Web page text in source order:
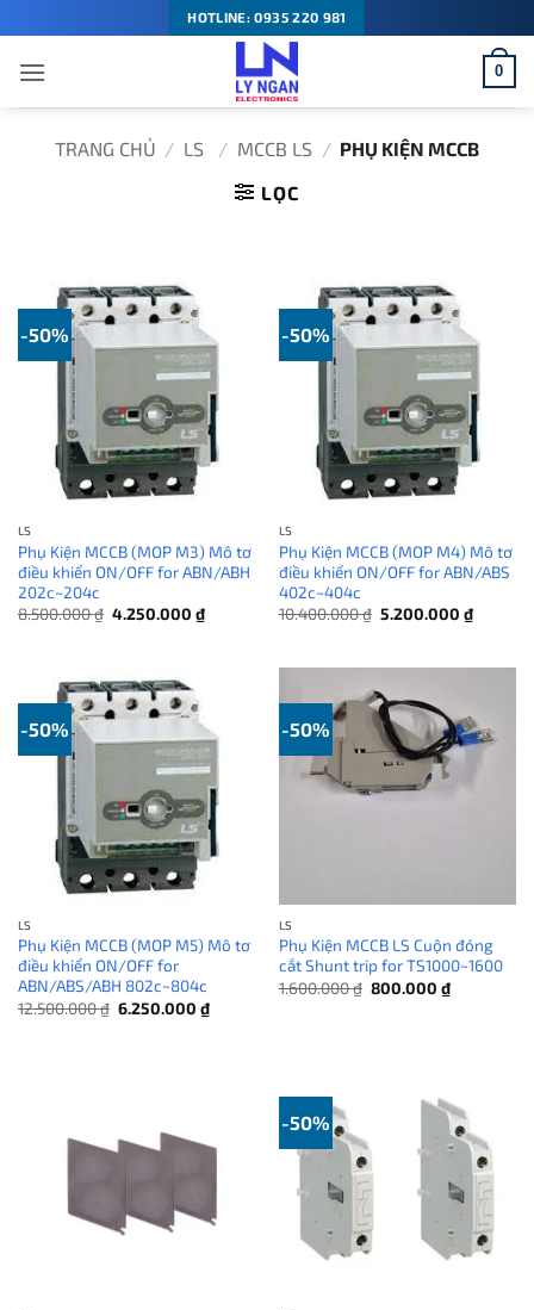
qua
nội
dung
HOTLINE: 0935 220 981
0
TRANG CHỦ / LS / MCCB LS / PHỤ KIỆN MCCB
LỌC
-50%
LS
Phụ Kiện MCCB (MOP M3) Mô tơ
điều khiển ON/OFF for ABN/ABH
202c~204c
8.500.000₫ Giá
4.250.000 ₫Giá
hiện
4.250.000 ₫.
-50%
LS
Phụ Kiện MCCB (MOP M4) Mô tơ
điều khiển ON/OFF for ABN/ABS
402c~404c
10.400.000₫ Giá
gốc
5.200.000 ₫Giá
hiện
-50%
LS
Phụ Kiện MCCB (MOP M5) Mô tơ
điều khiển ON/OFF for
ABN/ABS/ABH 802c~804c
12.500.000₫ Giá
gốc
6.250.000 ₫Giá
hiện
-50%
LS
Phụ Kiện MCCB LS Cuộn đóng
cắt Shunt trip for TS1000~1600
1.600.000₫ Giá
gốc
800.000 ₫Giá
hiện
-50%